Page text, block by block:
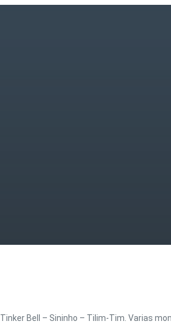
Tinker Bell – Sininho – Tilim-Tim. Varias